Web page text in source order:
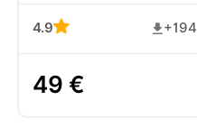
4.9 +194
49 €